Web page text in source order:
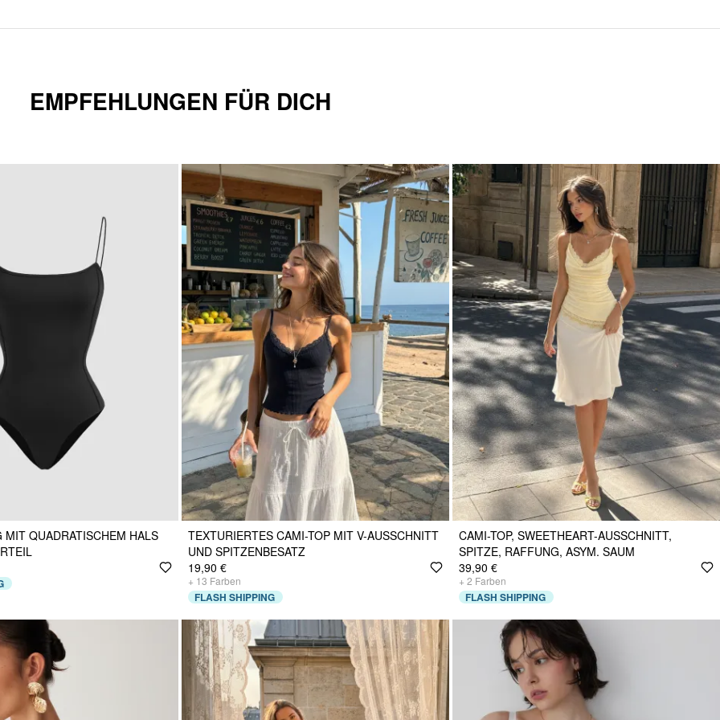
EMPFEHLUNGEN FÜR DICH
MIT QUADRATISCHEM HALS
TEXTURIERTES CAMI-TOP MIT V-AUSSCHNITT
UND SPITZENBESATZ
19,90 €
+ 13 Farben
FLASH SHIPPING
CAMI-TOP, SWEETHEART-AUSSCHNITT,
SPITZE, RAFFUNG, ASYM. SAUM
39,90 €
+ 2 Farben
FLASH SHIPPING